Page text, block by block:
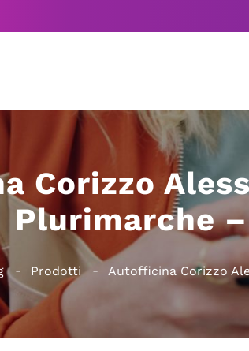
Corizzo
Plurimarche
Prodotti Autofficina Corizzo